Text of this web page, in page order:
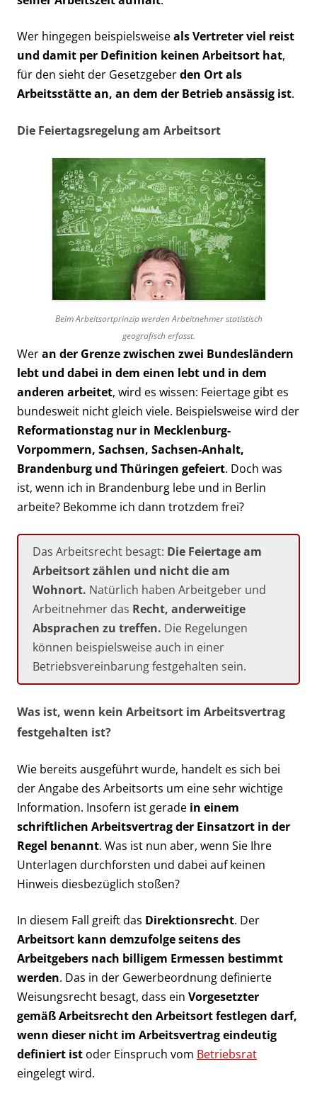
Wer hingegen beispielsweiseals Vertreter viel reist
und damit per Definition keinen Arbeitsort hat,
für den sieht der Gesetzgeberden Ort als
Arbeitsstätte an, an dem der Betrieb ansässig ist.
Die Feiertagsregelung am Arbeitsort
Beim Arbeitsortprinzip werden Arbeitnehmer statistisch
geografisch erfasst.
Weran der Grenze zwischen zwei Bundesländern
lebt und dabei in dem einen lebt und in dem
anderen arbeitet, wird es wissen: Feiertage gibt es
bundesweit nicht gleich viele. Beispielsweise wird der
Reformationstag nur in Mecklenburg-
Vorpommern, Sachsen, Sachsen-Anhalt,
Brandenburg und Thüringen gefeiert. Doch was
ist, wenn ich in Brandenburg lebe und in Berlin
arbeite? Bekomme ich dann trotzdem frei?
Das Arbeitsrecht besagt: Die Feiertage am
Arbeitsort zählen und nicht die am
Wohnort. Natürlich haben Arbeitgeber und
Arbeitnehmer das Recht, anderweitige
Absprachen zu treffen. Die Regelungen
können beispielsweise auch in einer
Betriebsvereinbarung festgehalten sein.
Was ist, wenn kein Arbeitsort im Arbeitsvertrag
festgehalten ist?
Wie bereits ausgeführt wurde, handelt es sich bei
der Angabe des Arbeitsorts um eine sehr wichtige
Information. Insofern ist gerade in einem
schriftlichen Arbeitsvertrag der Einsatzort in der
Regel benannt. Was ist nun aber, wenn Sie Ihre
Unterlagen durchforsten und dabei auf keinen
Hinweis diesbezüglich stoßen?
In diesem Fall greift das Direktionsrecht. Der
Arbeitsort kann demzufolge seitens des
Arbeitgebers nach billigem Ermessen bestimmt
werden. Das in der Gewerbeordnung definierte
Weisungsrecht besagt, dass ein Vorgesetzter
gemäß Arbeitsrecht den Arbeitsort festlegen darf,
wenn dieser nicht im Arbeitsvertrag eindeutig
definiert ist oder Einspruch vom Betriebsrat
eingelegt wird.